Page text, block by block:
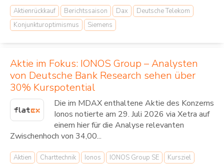
Aktienrückkauf Berichtssaison Dax
Deutsche Telekom
Konjunkturoptimismus
Siemens
Aktie im Fokus: IONOS Group – Analysten
von Deutsche Bank Research sehen über
30% Kurspotential
Die im MDAX enthaltene Aktie des Konzerns
Ionos notierte am 29. Juli 2026 via Xetra auf
einem hier für die Analyse relevanten
Zwischenhoch von 34,00...
Aktien Charttechnik Ionos IONOS Group SE Kursziel